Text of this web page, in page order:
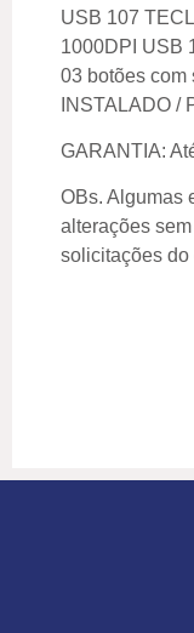
USB 107
1000DPI USB
03 botões com
INSTALADO /
GARANTIA:
OBs. Algumas
alterações
solicitações do